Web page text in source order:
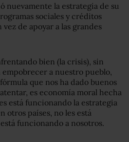
nuevamente la estrategia de su
sociales y créditos
de apoyar a las grandes
bien (la crisis), sin
a nuestro pueblo,
que nos ha dado buenos
es economía moral hecha
está funcionando la estrategia
otros países, no les está
funcionando a nosotros.